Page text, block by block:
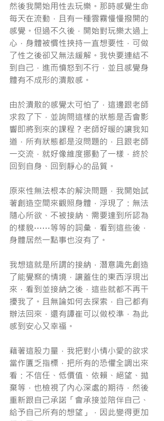
然後我開始用性去玩樂。那時感覺生命
每天在流動，且有一種雲霧慢慢撥開的
感覺。但過不久後，開始對玩樂太過上
心，身體被慣性挾持一直想要性，可做
了性之後卻又無法緩解。我快要連結不
到自己，進而憤怒到不行，並且感覺身
體有不成形的潰散感。
由於潰散的感覺太可怕了，這邊跟老師
求救了下，並詢問這樣的狀態是否會影
響即將到來的課程？老師好暖的讓我知
道，所有狀態都是沒問題的，且跟老師
一交流，就好像維度挪動了一樣，終於
回到自身、回到靜心的品質。
原來性無法根本的解決問題，我開始試
著創造空間來觀照身體，浮現了：無法
隨心所欲、不被接納、需要達到所認為
的樣貌⋯⋯等等的詞彙，看到這些後，
身體居然一點事也沒有了。
我想這就是所謂的接納，潛意識先創造
了能覺察的情境，讓蓋住的東西浮現出
來，看到並接納之後，這些就都不再干
擾我了。且無論如何去探索，自己都有
辦法回來，還有譚崔可以做校準，為此
感到安心又幸福。
藉著這股力量，我把對小情小愛的欲求
當作匱乏指標，把所有的恐懼全調出來
看：不信任、低價值、依賴、絕望、拋
棄等，也檢視了內心深處的期待，然後
重新跟自己承諾「會承接並陪伴自己、
給予自己所有的想望」，因此變得更加